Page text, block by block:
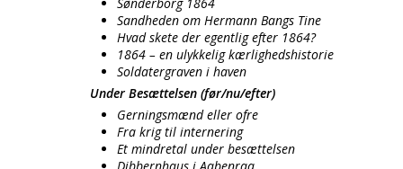
Sandheden om Hermann Bangs Tine
Hvad skete der egentlig efter 1864?
1864 – en ulykkelig kærlighedshistorie
Soldatergraven i haven
Under Besættelsen (før/nu/efter)
Gerningsmænd eller ofre
Fra krig til internering
Et mindretal under besættelsen